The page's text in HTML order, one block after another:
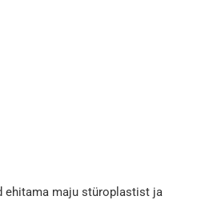
ehitama maju stüroplastist ja